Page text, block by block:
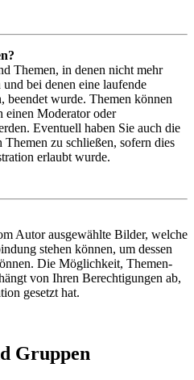
Themen, in denen nicht mehr
bei denen eine laufende
beendet wurde. Themen können
einen Moderator oder
Eventuell haben Sie auch die
zu schließen, sofern dies
erlaubt wurde.
Autor ausgewählte Bilder, welche
stehen können, um dessen
Die Möglichkeit, Themen-
von Ihren Berechtigungen ab,
gesetzt hat.
Gruppen